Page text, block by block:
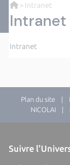
> Intranet
Intranet
Intranet
Plan du site |
NICOLAI |
Suivre